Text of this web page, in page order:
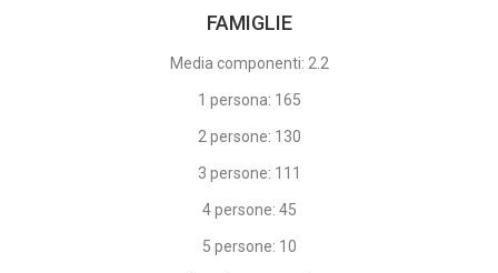
FAMIGLIE
Media componenti: 2.2
1 persona: 165
2 persone: 130
3 persone: 111
4 persone: 45
5 persone: 10